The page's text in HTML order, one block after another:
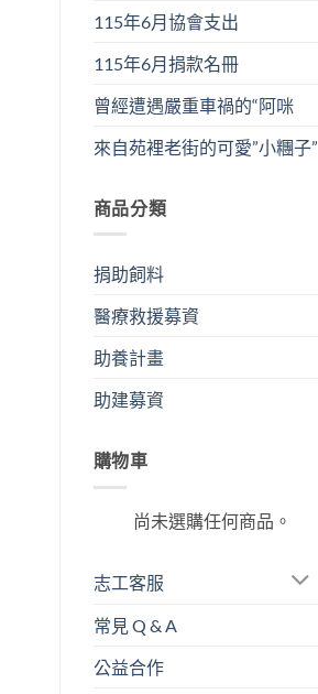
115年6月協會支出
115年6月捐款名冊
曾經遭遇嚴重車禍的“阿咪
來自苑裡老街的可愛”小糰子”
商品分類
捐助飼料
醫療救援募資
助養計畫
助建募資
購物車
尚未選購任何商品。
志工客服
常見 Q & A
公益合作